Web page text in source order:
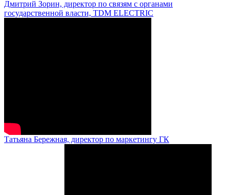
Дмитрий Зорин, директор по связям с органами
государственной власти, TDM ELECTRIC
Татьяна Бережная, директор по маркетингу ГК